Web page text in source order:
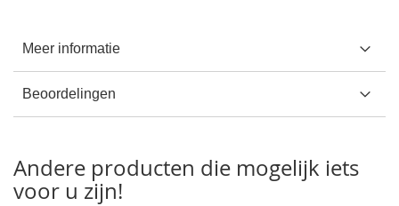
Meer informatie
Beoordelingen
Andere producten die mogelijk iets
voor u zijn!